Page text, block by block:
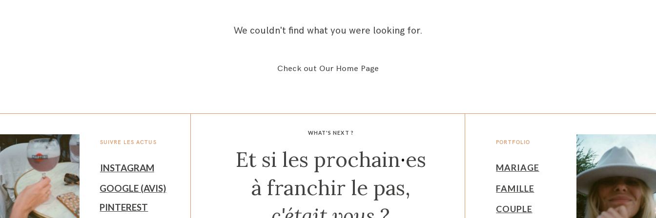
We couldn't find what you were looking for.
Check out Our Home Page
WHAT'S NEXT ?
PORTFOLIO
SUIVRE LES ACTUS
Et si les prochain·es
à franchir le pas,
MARIAGE
INSTAGRAM
GOOGLE (AVIS)
FAMILLE
PINTEREST COUPLE